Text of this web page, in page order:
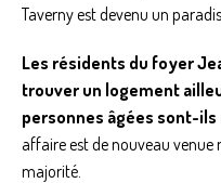
Taverny est devenu un
Les résidents du foyer
trouver un logement
personnes âgées sont-
affaire est de nouveau
majorité.